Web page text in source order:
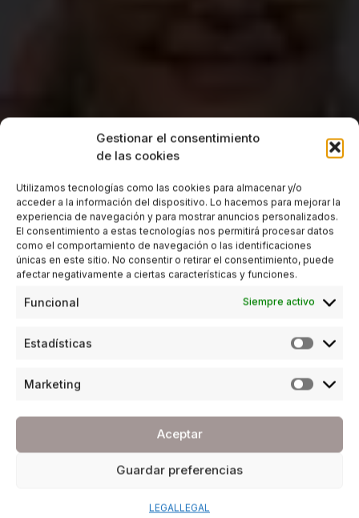
Gestionar el consentimiento
de las cookies
Utilizamos tecnologías como las cookies para almacenar y/o
acceder a la información del dispositivo. Lo hacemos para mejorar la
experiencia de navegación y para mostrar anuncios personalizados.
El consentimiento a estas tecnologías nos permitirá procesar datos
como el comportamiento de navegación o las identificaciones
únicas en este sitio. No consentir o retirar el consentimiento, puede
afectar negativamente a ciertas características y funciones.
Funcional Siempre activo
Estadísticas
Marketing
Aceptar
Guardar preferencias
LEGALLEGAL